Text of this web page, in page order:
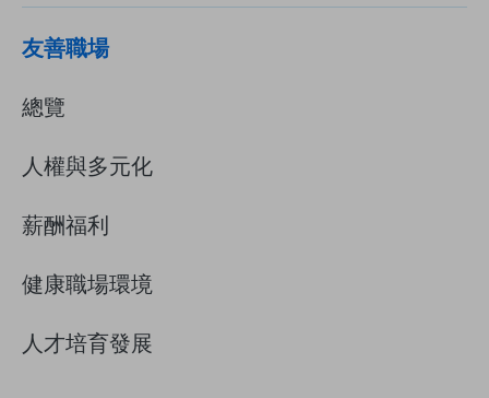
友善職場
總覽
人權與多元化
薪酬福利
健康職場環境
人才培育發展